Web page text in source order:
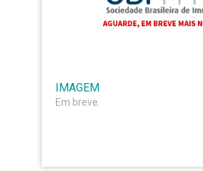
IMAGEM
Em breve.